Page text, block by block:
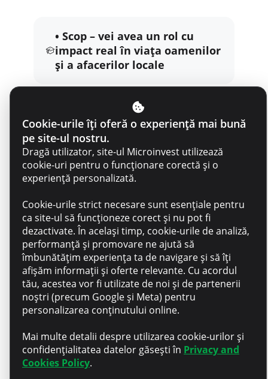
• Scop – vei avea un rol cu
impact real în viața oamenilor
și a afacerilor locale
Apartenență – vei face parte
dintr-o echipă empatică,
profesionistă și deschisă să te
susțină
Recunoaștere – pachet salarial
competitiv, corelat cu
experiența și contribuția ta
Beneficii – tichete de masă în
valoare de 70 MDL/zi
Dezvoltare personală –
Compensarea parțială a
Cookie-urile îți oferă o experiență mai bună
pe site-ul nostru.
Dragă utilizator, site-ul Microinvest utilizează
cookie-uri pentru o funcționare corectă și o
experiență personalizată.
Cookie-urile strict necesare sunt esențiale pentru
ca site-ul să funcționeze corect și nu pot fi
dezactivate. În același timp, cookie-urile de analiză,
performanță și promovare ne ajută să
îmbunătățim experiența ta de navigare și să îți
afișăm informații și oferte relevante. Cu acordul
tău, acestea vor fi utilizate de noi și de partenerii
noștri (precum Google și Meta) pentru
personalizarea conținutului online.
Mai multe detalii despre utilizarea cookie-urilor și
confidențialitatea datelor găsești în Privacy and
Cookies Policy.